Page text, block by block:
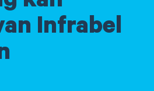
Infrabel